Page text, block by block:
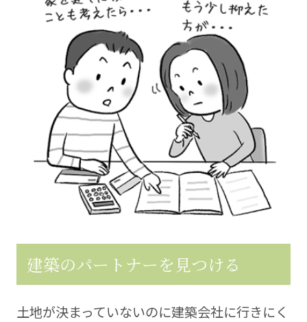
建築のパートナーを見つける
土地が決まっていないのに建築会社に行きにく